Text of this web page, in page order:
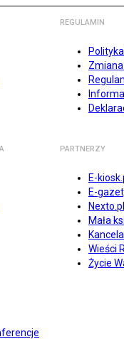
REGULAMIN
PARTNERZY
E-
E-
Nexto.pl
Mała
Wieści
Życie